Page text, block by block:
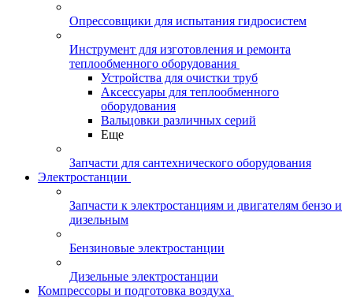
Опрессовщики для испытания гидросистем
Инструмент для изготовления и ремонта
теплообменного оборудования
Устройства для очистки труб
Аксессуары для теплообменного
оборудования
Вальцовки различных серий
Еще
Запчасти для сантехнического оборудования
Электростанции
Запчасти к электростанциям и двигателям бензо и
дизельным
Бензиновые электростанции
Дизельные электростанции
Компрессоры и подготовка воздуха